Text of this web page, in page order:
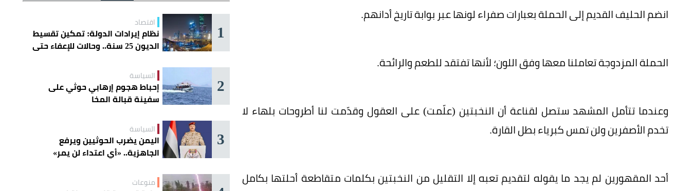
انضم الحليف القديم إلى الحملة بعبارات صفراء لونها عبر بوابة تاريخ أدانهم.
الحملة المزدوجة تعاملنا معها وفق اللون؛ لأنها تفتقد للطعم والرائحة.
وعندما تتأمل المشهد ستصل لقناعة أن النخبتين (علّمت) على العقول وقدّمت لنا أطروحات بلهاء لا
تخدم الأصفرين ولن تمس كبرياء بطل القارة.
أحد المقهورين لم يجد ما يقوله لتقديم تعبه إلا التقليل من النخبتين بكلمات متقاطعة أحلتها بكامل
1 اقتصاد
نظام إيرادات الدولة: تمكين تقسيط
الديون 25 سنة.. وحالات للإعفاء حتى
2 السياسة
إحباط هجوم إرهابي حوثي على
سفينة قبالة المخا
3 السياسة
اليمن يضرب الحوثيين ويرفع
الجاهزية.. «أي اعتداء لن يمر»
منوعات